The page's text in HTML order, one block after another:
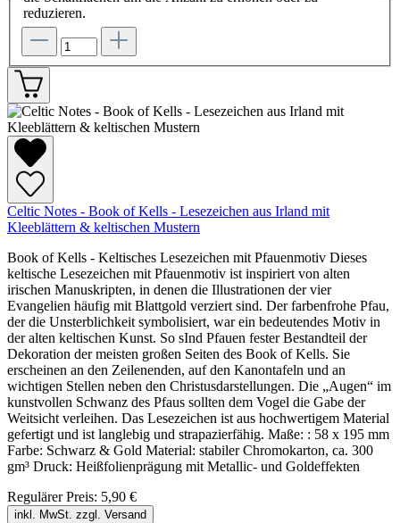
reduzieren.
Celtic Notes - Book of Kells - Lesezeichen aus Irland mit
Kleeblättern & keltischen Mustern
Book of Kells - Keltisches Lesezeichen mit Pfauenmotiv Dieses
keltische Lesezeichen mit Pfauenmotiv ist inspiriert von alten
irischen Manuskripten, in denen die Illustrationen der vier
Evangelien häufig mit Blattgold verziert sind. Der farbenfrohe Pfau,
der die Unsterblichkeit symbolisiert, war ein bedeutendes Motiv in
der alten keltischen Kunst. So sInd Pfauen fester Bestandteil der
Dekoration der meisten großen Seiten des Book of Kells. Sie
erscheinen an den Zeilenenden, auf den Kanontafeln und an
wichtigen Stellen neben den Christusdarstellungen. Die „Augen“ im
kunstvollen Schwanz des Pfaus sollten dem Vogel die Gabe der
Weitsicht verleihen. Das Lesezeichen ist aus hochwertigem Material
gefertigt und ist langlebig und strapazierfähig. Maße: : 58 x 195 mm
Farbe: Schwarz & Gold Material: stabiler Chromokarton, ca. 300
gm³ Druck: Heißfolienprägung mit Metallic- und Goldeffekten
Regulärer Preis: 5,90 €
inkl. MwSt. zzgl. Versand